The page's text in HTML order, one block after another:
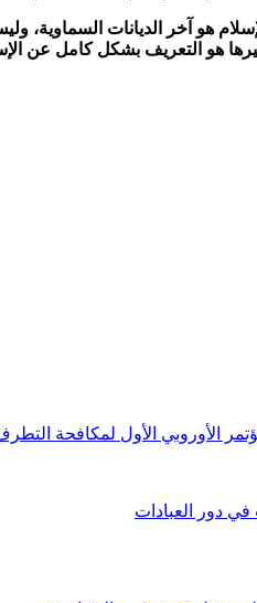
هو آخر الديانات
هو التعريف بشكل كامل عن
الأوروبي الأول لمكافحة
دور العبادات